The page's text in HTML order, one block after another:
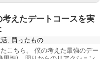
えたデートコースを実
, 買ったもの
こちら。 僕の考えた最強のデー